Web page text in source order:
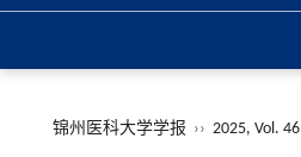
锦州医科大学学报 ›› 2025, Vol. 46